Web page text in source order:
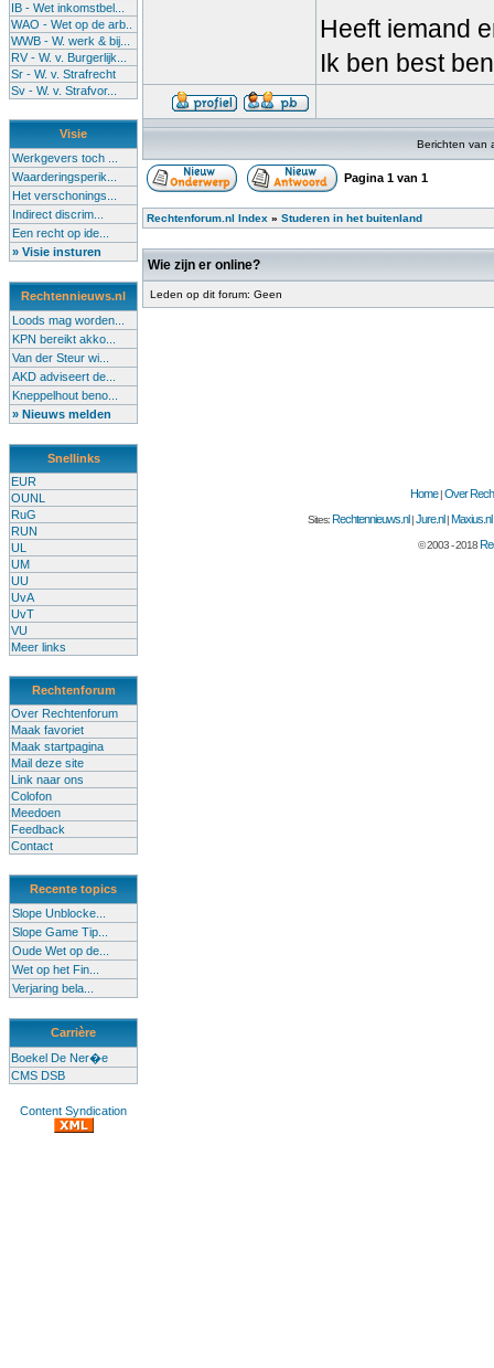
IB - Wet inkomstbel...
WAO - Wet op de arb..
WWB - W. werk & bij...
RV - W. v. Burgerlijk...
Sr - W. v. Strafrecht
Sv - W. v. Strafvor...
Visie
Werkgevers toch ...
Waarderingsperik...
Het verschonings...
Indirect discrim...
Een recht op ide...
» Visie insturen
Rechtennieuws.nl
Loods mag worden...
KPN bereikt akko...
Van der Steur wi...
AKD adviseert de...
Kneppelhout beno...
» Nieuws melden
Snellinks
EUR
OUNL
RuG
RUN
UL
UM
UU
UvA
UvT
VU
Meer links
Rechtenforum
Over Rechtenforum
Maak favoriet
Maak startpagina
Mail deze site
Link naar ons
Colofon
Meedoen
Feedback
Contact
Recente topics
Slope Unblocke...
Slope Game Tip...
Oude Wet op de...
Wet op het Fin...
Verjaring bela...
Carrière
Boekel De Ner�e
CMS DSB
Content Syndication
Heeft iemand
Ik ben best
Berichten van
Pagina 1 van 1
Rechtenforum.nl Index » Studeren in het buitenland
Wie zijn er online?
Leden op dit forum: Geen
Home|Over
Sites:Rechtennieuws.nl |Jure.nl |Maxius.nl
© 2003 - 2018